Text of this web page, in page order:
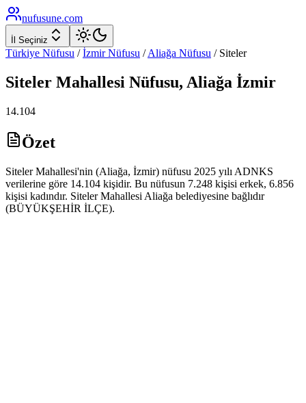
nufusune.com
İl Seçiniz
Türkiye Nüfusu / İzmirNüfusu / Aliağa Nüfusu / Siteler
Siteler Mahallesi Nüfusu, Aliağa İzmir
14.104
Özet
Siteler Mahallesi'nin (Aliağa, İzmir) nüfusu 2025 yılı ADNKS
verilerine göre 14.104 kişidir. Bu nüfusun 7.248 kişisi erkek, 6.856
kişisi kadındır. Siteler Mahallesi Aliağa belediyesine bağlıdır
(BÜYÜKŞEHİR İLÇE).